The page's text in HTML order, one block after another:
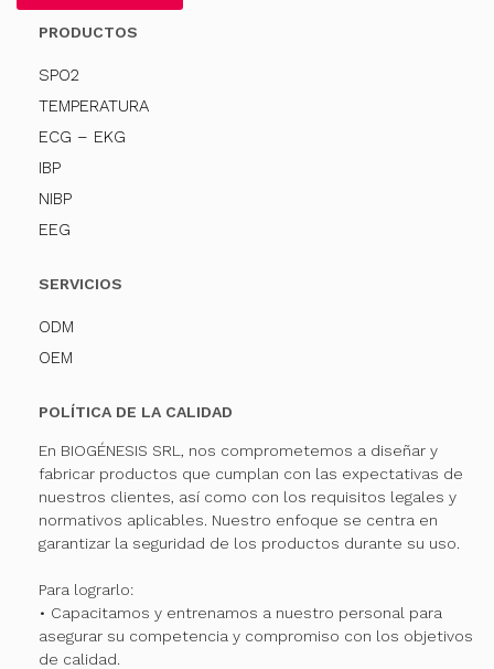
PRODUCTOS
SPO2
TEMPERATURA
ECG – EKG
IBP
NIBP
EEG
SERVICIOS
ODM
OEM
POLÍTICA DE LA CALIDAD
En BIOGÉNESIS SRL, nos comprometemos a diseñar y
fabricar productos que cumplan con las expectativas de
nuestros clientes, así como con los requisitos legales y
normativos aplicables. Nuestro enfoque se centra en
garantizar la seguridad de los productos durante su uso.
Para lograrlo:
• Capacitamos y entrenamos a nuestro personal para
asegurar su competencia y compromiso con los objetivos
de calidad.